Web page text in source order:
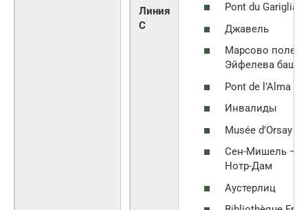
Линия
C
Pont du
Джавель
Марсово поле —
Эйфелева башня
Pont de l’Alma
Инвалиды
Musée d’Orsay
Сен-Мишель —
Нотр-Дам
Аустерлиц